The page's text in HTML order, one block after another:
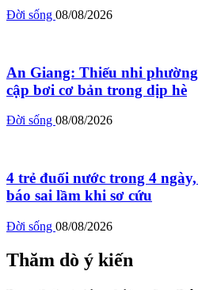
Đời sống 08/08/2026
An Giang: Thiếu nhi
cập bơi cơ bản trong dịp hè
Đời sống 08/08/2026
4 trẻ đuối nước trong 4
báo sai lầm khi sơ cứu
Đời sống 08/08/2026
Thăm dò ý kiến